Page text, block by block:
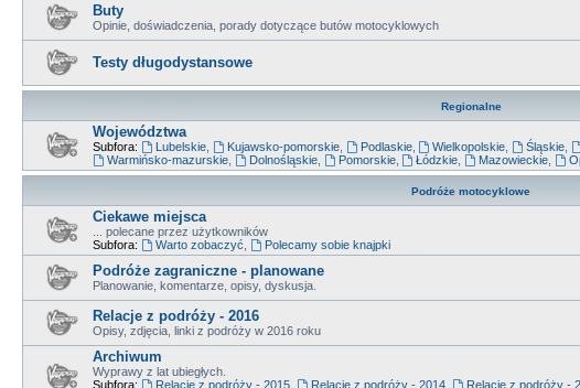
Buty
Opinie, doświadczenia, porady dotyczące butów motocyklowych
Testy długodystansowe
Regionalne
Województwa
Subfora: Lubelskie, Kujawsko-pomorskie, Podlaskie, Wielkopolskie Śląskie
Warmińsko-mazurskie, Dolnośląskie, Pomorskie, Łódzkie Mazowieckie
Podróże motocyklowe
Ciekawe miejsca
... polecane przez użytkowników
Subfora:
Warto zobaczyć Polecamy sobie knajpki
Podróże zagraniczne - planowane
Planowanie, komentarze, opisy, dyskusja.
Relacje z podróży - 2016
Opisy, zdjęcia, linki z podróży w 2016 roku
Archiwum
Wyprawy z lat ubiegłych.
Subfora:
Relacje z podróży - 2015, Relacje z podróży - 2014, Relacje z podróży -